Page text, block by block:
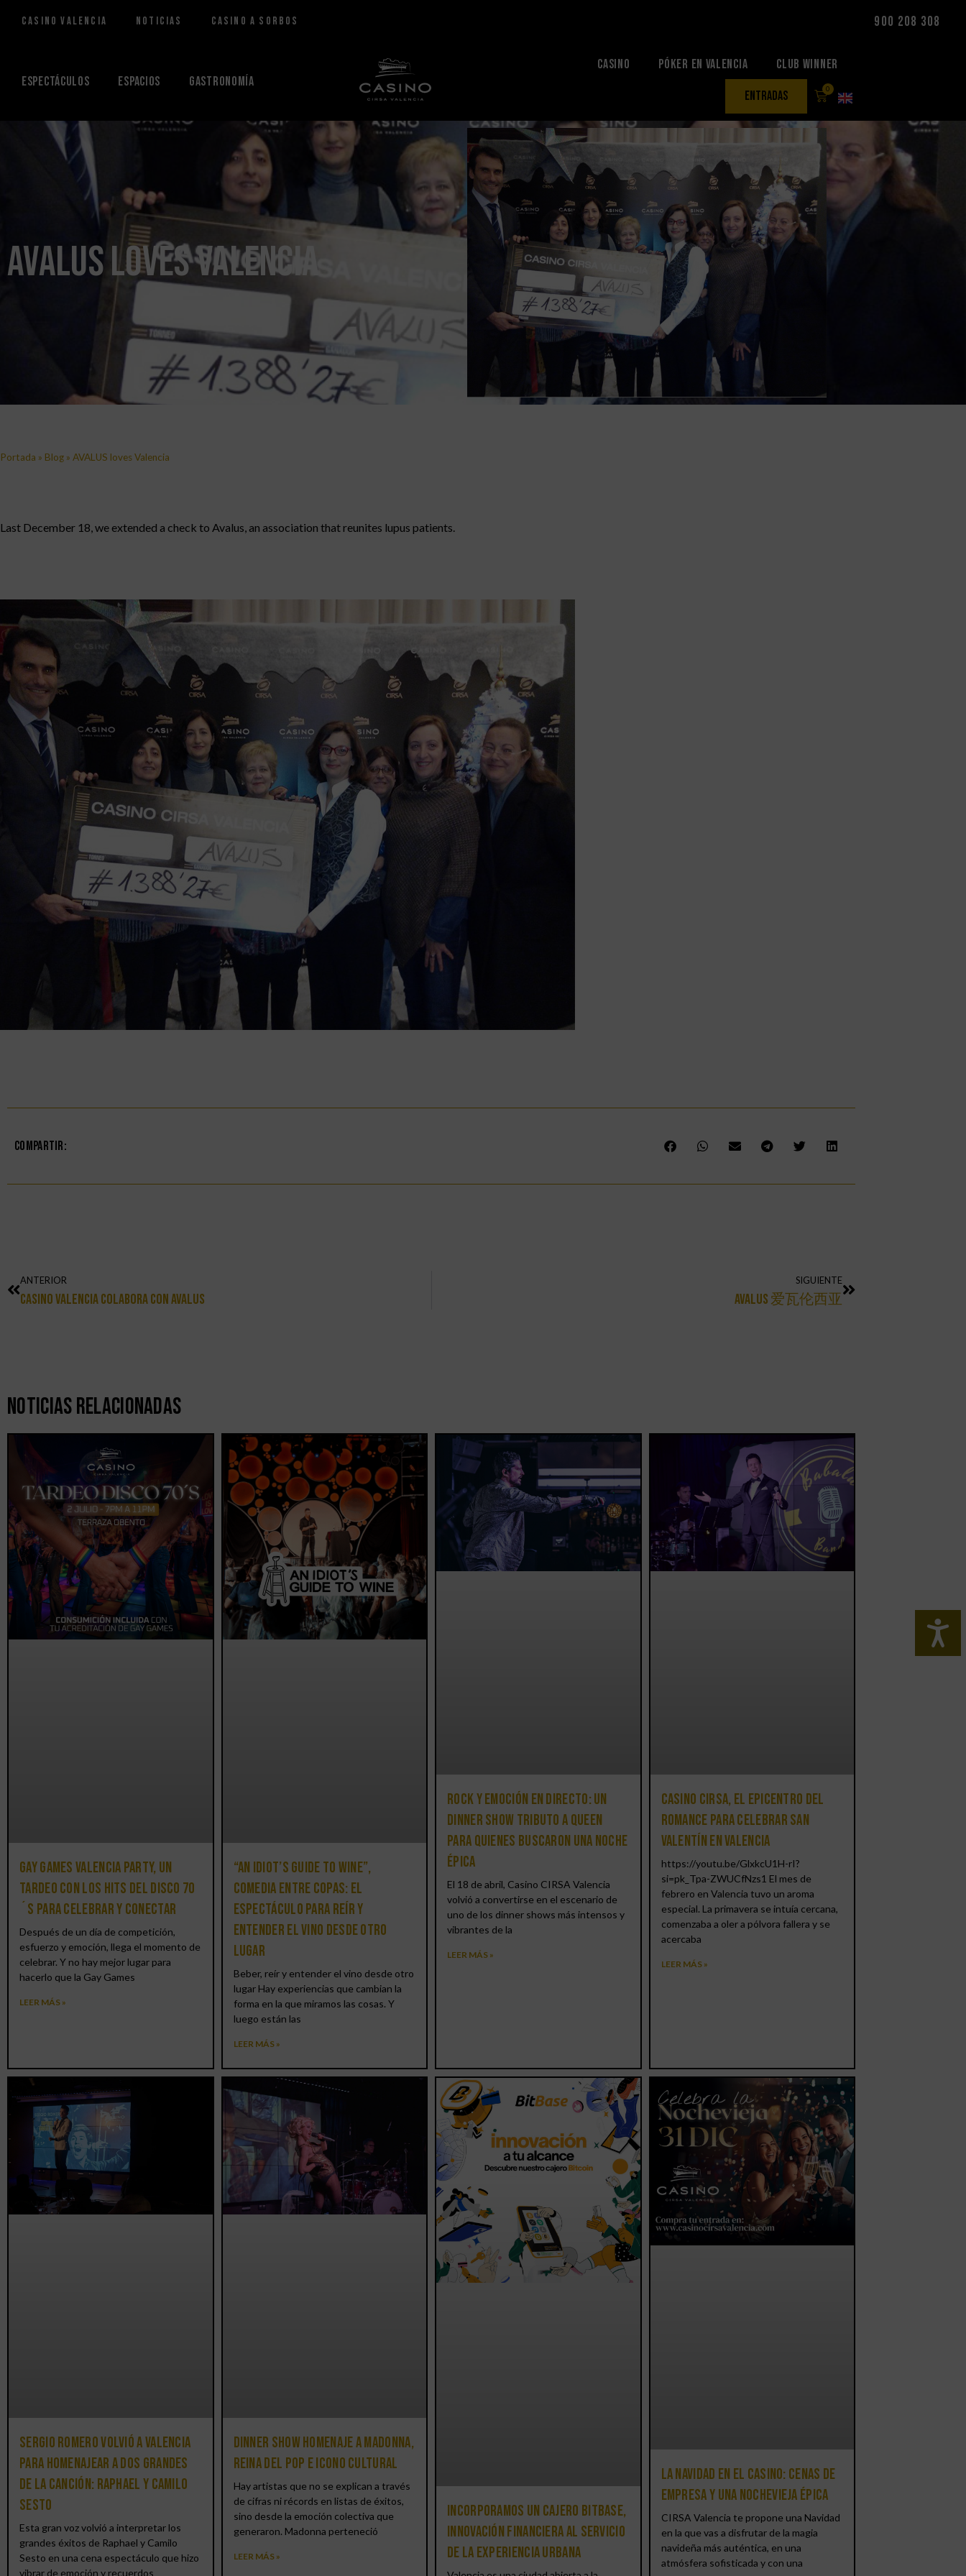
contenido
Casino Valencia Noticias Casino a Sorbos 900 208 308
Espectáculos Espacios Gastronomía
CASINO Póker en Valencia Club Winner
entradas 0
AVALUS loves Valencia
Portada » Blog » AVALUS loves Valencia
Last December 18, we extended a check to Avalus, an association that reunites lupus patients.
Compartir:
ANTERIOR
Casino Valencia Colabora Con AVALUS
SIGUIENTE
AVALUS 爱瓦伦西亚
Noticias Relacionadas
Gay Games Valencia Party, un
tardeo con los hits del DISCO 70
´S para celebrar y conectar
Después de un día de competición,
esfuerzo y emoción, llega el momento de
celebrar. Y no hay mejor lugar para
hacerlo que la Gay Games
LEER MÁS »
“An Idiot’s Guide to Wine”,
comedia entre copas: el
espectáculo para reír y
entender el vino desde otro
lugar
Beber, reír y entender el vino desde otro
lugar Hay experiencias que cambian la
forma en la que miramos las cosas. Y
luego están las
LEER MÁS »
Rock y emoción en directo: un
Dinner Show Tributo a Queen
para quienes buscaron una noche
épica
El 18 de abril, Casino CIRSA Valencia
volvió a convertirse en el escenario de
uno de los dinner shows más intensos y
vibrantes de la
LEER MÁS »
Casino CIRSA, el epicentro del
romance para celebrar San
Valentín en Valencia
https://youtu.be/GlxkcU1H-rI?
si=pk_Tpa-ZWUCfNzs1 El mes de
febrero en Valencia tuvo un aroma
especial. La primavera se intuía cercana,
comenzaba a oler a pólvora fallera y se
acercaba
LEER MÁS »
Sergio Romero volvió a Valencia
para homenajear a dos grandes
de la canción: Raphael y Camilo
Sesto
Esta gran voz volvió a interpretar los
grandes éxitos de Raphael y Camilo
Sesto en una cena espectáculo que hizo
vibrar de emoción y recuerdos
Dinner Show homenaje a Madonna,
reina del pop e icono cultural
Hay artistas que no se explican a través
de cifras ni récords en listas de éxitos,
sino desde la emoción colectiva que
generaron. Madonna perteneció
LEER MÁS »
Incorporamos un cajero BitBase,
innovación financiera al servicio
de la experiencia urbana
La Navidad en el Casino: cenas de
empresa y una Nochevieja épica
CIRSA Valencia te propone una Navidad
en la que vas a disfrutar de la magia
navideña más auténtica, en una
atmósfera sofisticada y con una